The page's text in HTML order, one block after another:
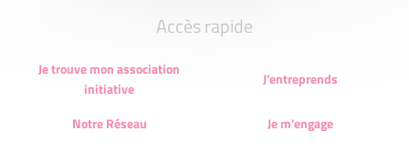
Accès rapide
Je trouve mon association
initiative
J'entreprends
Notre Réseau Je m'engage